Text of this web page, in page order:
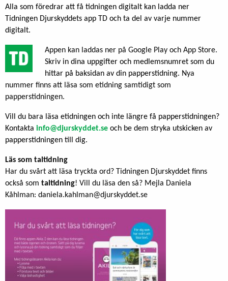
Alla som föredrar att få tidningen digitalt kan ladda ner
Tidningen Djurskyddets app TD och ta del av varje nummer
digitalt.
Appen kan laddas ner på Google Play och App Store.
Skriv in dina uppgifter och medlemsnumret som du
hittar på baksidan av din papperstidning. Nya
nummer finns att läsa som etidning samtidigt som
papperstidningen.
Vill du bara läsa etidningen och inte längre få papperstidningen?
Kontakta info@djurskyddet.se och be dem stryka utskicken av
papperstidningen till dig.
Läs som taltidning
Har du svårt att läsa tryckta ord? Tidningen Djurskyddet finns
också som taltidning! Vill du läsa den så? Mejla Daniela
Kåhlman: daniela.kahlman@djurskyddet.se